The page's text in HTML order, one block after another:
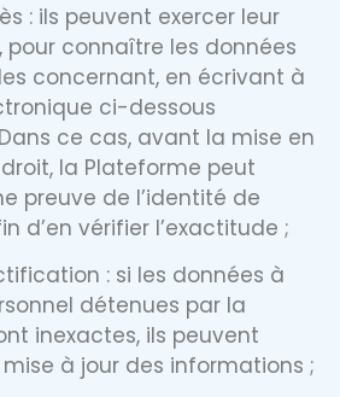
: ils peuvent exercer leur
pour connaître les données
concernant, en écrivant à
ci-dessous
ce cas, avant la mise en
la Plateforme peut
preuve de l’identité de
d’en vérifier l’exactitude ;
: si les données à
détenues par la
inexactes, ils peuvent
à jour des informations ;